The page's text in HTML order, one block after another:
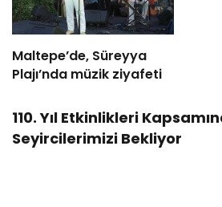
Maltepe’de, Süreyya
Plajı’nda müzik ziyafeti
110. Yıl Etkinlikleri
Seyircilerimizi Bekliyor